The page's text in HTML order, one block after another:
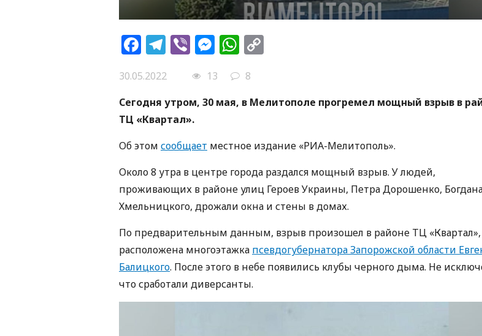
Facebook
Telegram
ViberMessenger
WhatsApp
30.05.2022 13
8
Сегодня утром, 30 мая, в Мелитополе прогремел мощный взрыв в
ТЦ «Квартал».
Об этом сообщает местное издание «РИА-Мелитополь».
Около 8 утра в центре города раздался мощный взрыв. У людей,
проживающих в районе улиц Героев Украины, Петра Дорошенко,
Хмельницкого, дрожали окна и стены в домах.
По предварительным данным, взрыв произошел в районе ТЦ «Квартал»,
расположена многоэтажка псевдогубернатора Запорожской области
Балицкого. После этого в небе появились клубы черного дыма. Не
что сработали диверсанты.